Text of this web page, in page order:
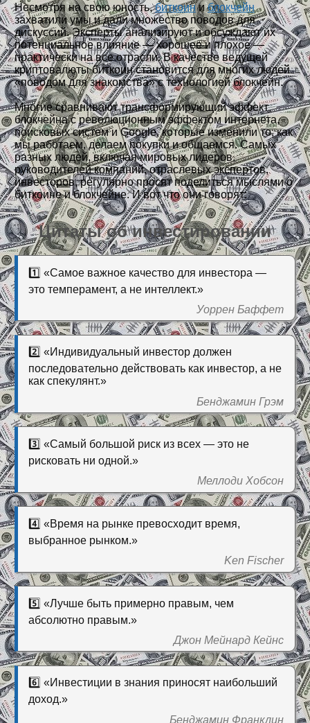
Несмотря на свою юность,биткоиниблокчейн
захватили умы и дали множество поводов для
дискуссий. Эксперты анализируют и обсуждают их
потенциальное влияние — хорошее и плохое —
практически на все отрасли. В качестве ведущей
криптовалюты биткоин становится для многих людей
«поводом для знакомства» с технологией блокчейн.
Многие сравнивают трансформирующий эффект
блокчейна с революционным эффектом интернета,
поисковых систем и Google, которые изменили то, как
мы работаем, делаем покупки и общаемся. Самых
разных людей, включая мировых лидеров,
руководителей компаний, отраслевых экспертов,
инвесторов, регулярно просят поделиться мыслями о
биткоине и блокчейне. И вот что они говорят:
Цитаты об инвестировании
1️⃣ «Самое важное качество для инвестора —
это темперамент, а не интеллект.»
Уоррен Баффет
2️⃣ «Индивидуальный инвестор должен
последовательно действовать как инвестор, а не
как спекулянт.»
Бенджамин Грэм
3️⃣ «Самый большой риск из всех — это не
рисковать ни одной.»
Меллоди Хобсон
4️⃣ «Время на рынке превосходит время,
выбранное рынком.»
Ken Fischer
5️⃣ «Лучше быть примерно правым, чем
абсолютно правым.»
Джон Мейнард Кейнс
6️⃣ «Инвестиции в знания приносят наибольший
доход.»
Бенджамин Франклин